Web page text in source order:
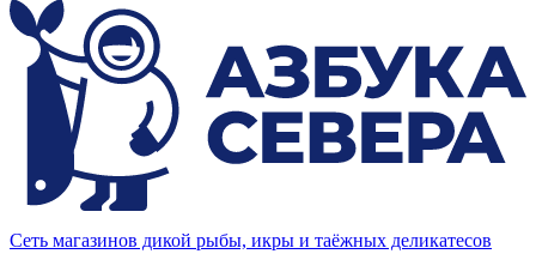
Сеть магазинов дикой рыбы, икры и таёжных деликатесов